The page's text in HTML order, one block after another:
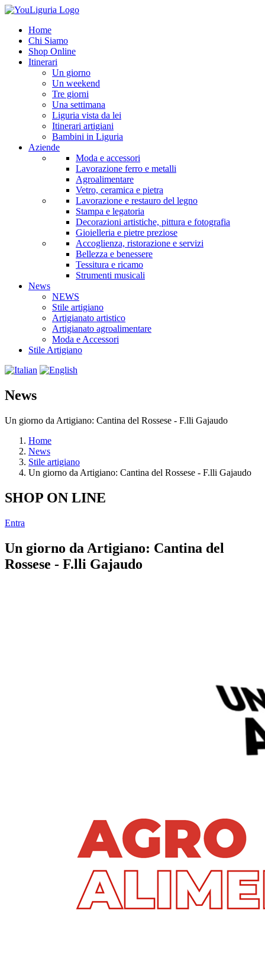
Home
Chi Siamo
Shop Online
Itinerari
Un giorno
Un weekend
Tre giorni
Una settimana
Liguria vista da lei
Itinerari artigiani
Bambini in Liguria
Aziende
Moda e accessori
Lavorazione ferro e metalli
Agroalimentare
Vetro, ceramica e pietra
Lavorazione e restauro del legno
Stampa e legatoria
Decorazioni artistiche, pittura e fotografia
Gioielleria e pietre preziose
Accoglienza, ristorazione e servizi
Bellezza e benessere
Tessitura e ricamo
Strumenti musicali
News
NEWS
Stile artigiano
Artigianato artistico
Artigianato agroalimentare
Moda e Accessori
Stile Artigiano
News
Un giorno da Artigiano: Cantina del Rossese - F.lli Gajaudo
Home
News
Stile artigiano
Un giorno da Artigiano: Cantina del Rossese - F.lli Gajaudo
SHOP ON LINE
Entra
Un giorno da Artigiano: Cantina del
Rossese - F.lli Gajaudo